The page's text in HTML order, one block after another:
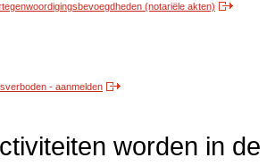
(notariële akten)
- aanmelden
worden in